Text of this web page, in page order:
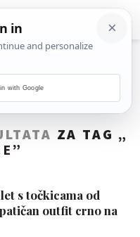
ZA TAG „
”
s točkicama od
outfit crno na
with Google